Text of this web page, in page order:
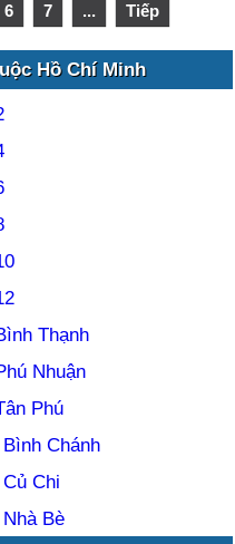
6 7 ... Tiếp
Hồ Chí Minh
Thạnh
Nhuận
Phú
Chánh
Chi
Bè